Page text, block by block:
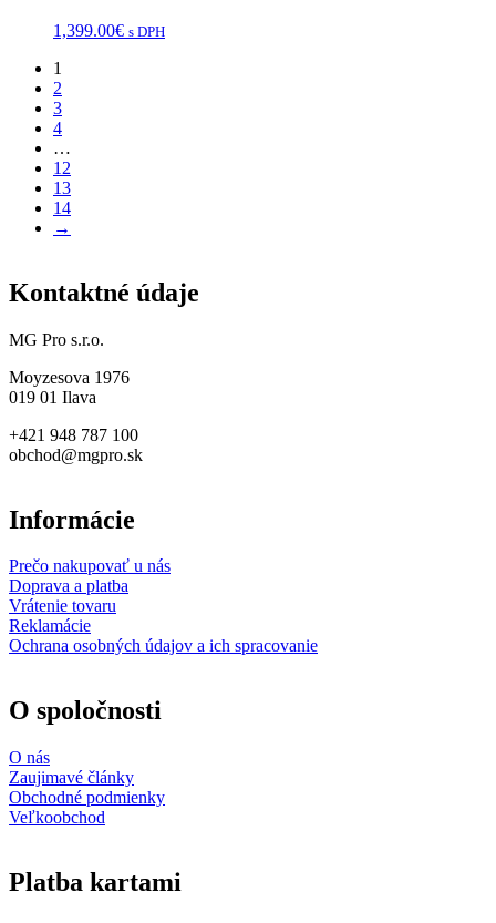
1,399.00€ s DPH
1
2
3
4
…
12
13
14
→
Kontaktné údaje
MG Pro s.r.o.
Moyzesova 1976
019 01 Ilava
+421 948 787 100
obchod@mgpro.sk
Informácie
Prečo nakupovať u nás
Doprava a platba
Vrátenie tovaru
Reklamácie
Ochrana osobných údajov a ich spracovanie
O spoločnosti
O nás
Zaujimavé články
Obchodné podmienky
Veľkoobchod
Platba kartami